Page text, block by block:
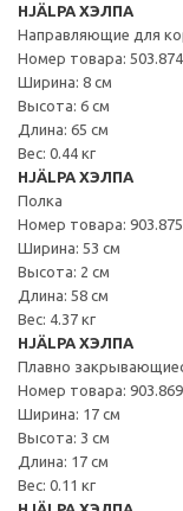
HJÄLPA ХЭЛПА
Направляющие для
Номер товара:
Ширина: 8 см
Высота: 6 см
Длина: 65 см
Вес: 0.44 кг
HJÄLPA ХЭЛПА
Полка
Номер товара:
Ширина: 53 см
Высота: 2 см
Длина: 58 см
Вес: 4.37 кг
HJÄLPA ХЭЛПА
Плавно
Номер товара:
Ширина: 17 см
Высота: 3 см
Длина: 17 см
Вес: 0.11 кг